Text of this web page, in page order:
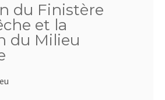
du Finistère
et la
du Milieu